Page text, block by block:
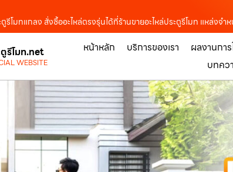
รีโมทแกลง สั่งซื้ออะไหล่ตรงรุ่นได้ที่ร้านขายอะไหล่ประตูรีโมท แหล่งจ
รีโมท.net
WEBSITE
หน้าหลัก บริการของเรา ผลงานกา
บทคว